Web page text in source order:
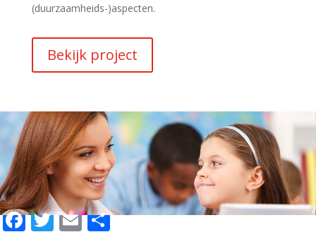
(duurzaamheids-)aspecten.
Bekijk project
Facebook
Twitter
EmailDelen